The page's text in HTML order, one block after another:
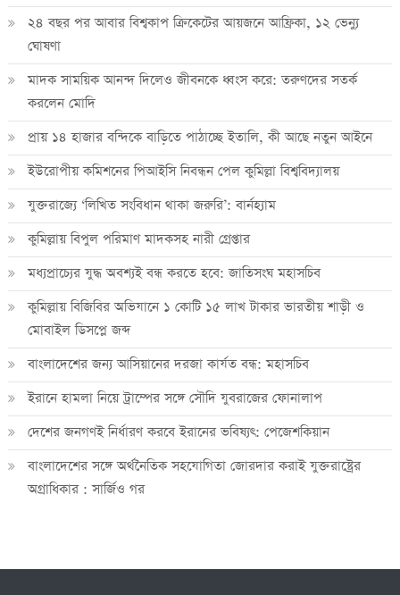
২৪ বছর পর আবার বিশ্বকাপ ক্রিকে‌টের আয়জনে আফ্রিকা, ১২ ভেন্যু
ঘোষণা
মাদক সাময়িক আনন্দ দিলেও জীবনকে ধ্বংস করে: তরুণদের সতর্ক
করলেন মোদি
প্রায় ১৪ হাজার বন্দিকে বাড়িতে পাঠাচ্ছে ইতালি, কী আছে নতুন আইনে
ইউরোপীয় কমিশনের পিআইসি নিবন্ধন পেল কুমিল্লা বিশ্ববিদ্যালয়
যুক্তরাজ্যে ‘লিখিত সংবিধান থাকা জরুরি’: বার্নহ্যাম
কুমিল্লায় বিপুল পরিমাণ মাদকসহ নারী গ্রেপ্তার
মধ্যপ্রাচ্যের যুদ্ধ অবশ্যই বন্ধ করতে হবে: জাতিসংঘ মহাসচিব
কুমিল্লায় বিজিবির অভিযানে ১ কোটি ১৫ লাখ টাকার ভারতীয় শাড়ী ও
মোবাইল ডিসপ্লে জব্দ
বাংলাদেশের জন্য আসিয়ানের দরজা কার্যত বন্ধ: মহাসচিব
ইরানে হামলা নিয়ে ট্রাম্পের সঙ্গে সৌদি যুবরাজের ফোনালাপ
দেশের জনগণই নির্ধারণ করবে ইরানের ভবিষ্যৎ: পেজেশকিয়ান
বাংলাদেশের সঙ্গে অর্থনৈতিক সহযোগিতা জোরদার করাই যুক্তরাষ্ট্রের
অগ্রাধিকার : সার্জিও গর